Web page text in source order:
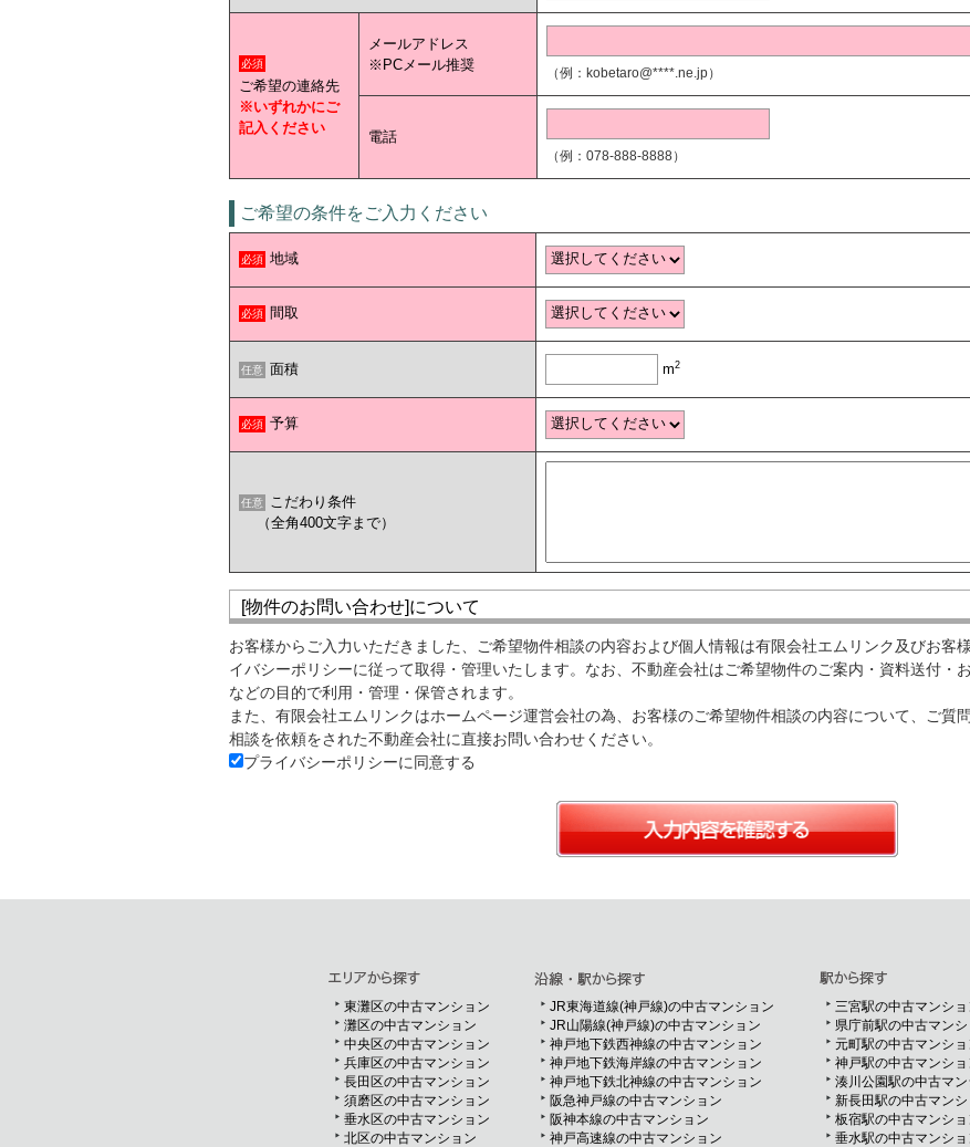
必須
ご希望の連絡先
※いずれかにご
記入ください
メールアドレス
※PCメール推奨
（例：kobetaro@****.ne.jp）
電話
（例：078-888-8888）
ご希望の条件をご入力ください
必須 地域
必須 間取
任意 面積 m2
必須 予算
任意
こだわり条件
（全角400文字まで）
[物件のお問い合わせ]について
お客様からご入力いただきました、ご希望物件相談の内容および個人情報は有限会社エムリンク及びお客
イバシーポリシーに従って取得・管理いたします。なお、不動産会社はご希望物件のご案内・資料送付・
などの目的で利用・管理・保管されます。
また、有限会社エムリンクはホームページ運営会社の為、お客様のご希望物件相談の内容について、ご質
相談を依頼をされた不動産会社に直接お問い合わせください。
プライバシーポリシーに同意する
東灘区の中古マンション
灘区の中古マンション
中央区の中古マンション
兵庫区の中古マンション
長田区の中古マンション
須磨区の中古マンション
垂水区の中古マンション
北区の中古マンション
JR東海道線(神戸線)の中古マンション
JR山陽線(神戸線)の中古マンション
神戸地下鉄西神線の中古マンション
神戸地下鉄海岸線の中古マンション
神戸地下鉄北神線の中古マンション
阪急神戸線の中古マンション
阪神本線の中古マンション
神戸高速線の中古マンション
三宮駅の中古マンショ
県庁前駅の中古マンシ
元町駅の中古マンショ
神戸駅の中古マンショ
湊川公園駅の中古マン
新長田駅の中古マンシ
板宿駅の中古マンショ
垂水駅の中古マンショ